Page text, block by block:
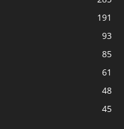
191
93
85
61
48
45